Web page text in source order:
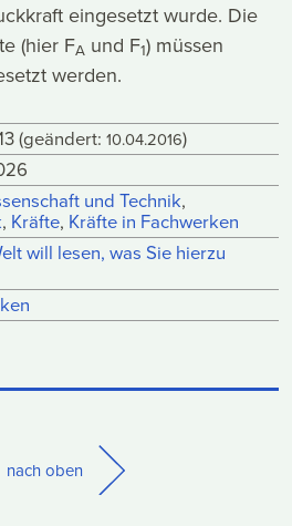
eingesetzt wurde. Die
(hier FA und F1) müssen
werden.
(geändert: 10.04.2016)
und Technik,
, Kräfte, Kräfte in Fachwerken
will lesen, was Sie hierzu
nach oben